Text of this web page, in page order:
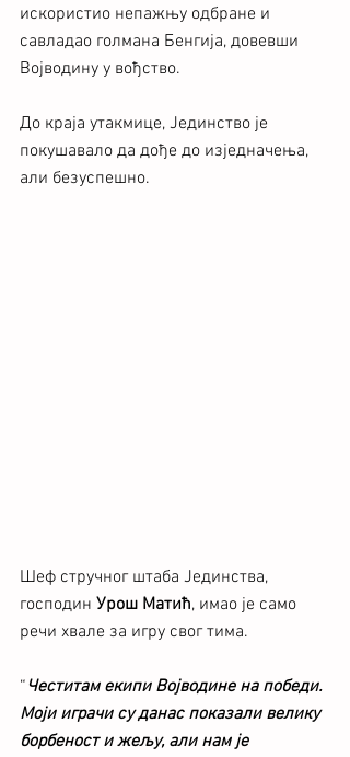
искористио непажњу одбране и
савладао голмана Бенгија, довевши
Војводину у вођство.
До краја утакмице, Јединство је
покушавало да дође до изједначења,
али безуспешно.
Шеф стручног штаба Јединства,
господин Урош Матић, имао је само
речи хвале за игру свог тима.
“Честитам екипи Војводине на победи.
Моји играчи су данас показали велику
борбеност и жељу, али нам је